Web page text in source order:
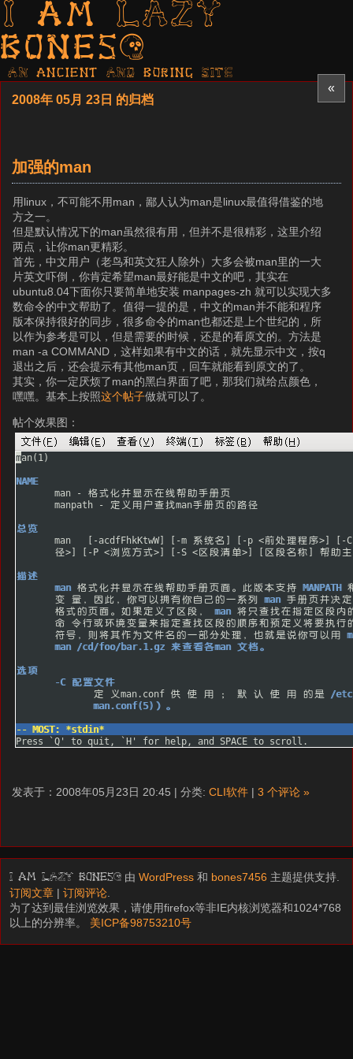
I am LAZY
bones?
AN ancient AND boring SITE
«
2008年 05月 23日 的归档
加强的man
用linux，不可能不用man，鄙人认为man是linux最值得借鉴的地
方之一。
但是默认情况下的man虽然很有用，但并不是很精彩，这里介绍
两点，让你man更精彩。
首先，中文用户（老鸟和英文狂人除外）大多会被man里的一大
片英文吓倒，你肯定希望man最好能是中文的吧，其实在
ubuntu8.04下面你只要简单地安装 manpages-zh 就可以实现大多
数命令的中文帮助了。值得一提的是，中文的man并不能和程序
版本保持很好的同步，很多命令的man也都还是上个世纪的，所
以作为参考是可以，但是需要的时候，还是的看原文的。方法是
man -a COMMAND，这样如果有中文的话，就先显示中文，按q
退出之后，还会提示有其他man页，回车就能看到原文的了。
其实，你一定厌烦了man的黑白界面了吧，那我们就给点颜色，
嘿嘿。基本上按照这个帖子做就可以了。
帖个效果图：
发表于：2008年05月23日 20:45 | 分类: CLI软件 | 3 个评论 »
I am LAZY bones? 由WordPress 和 bones7456 主题提供支持.
订阅文章 |订阅评论
为了达到最佳浏览效果，请使用firefox等非IE内核浏览器和1024*768
以上的分辨率。 美ICP备98753210号